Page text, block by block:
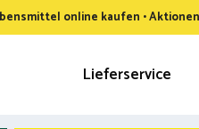
online kaufen •
Lieferservice